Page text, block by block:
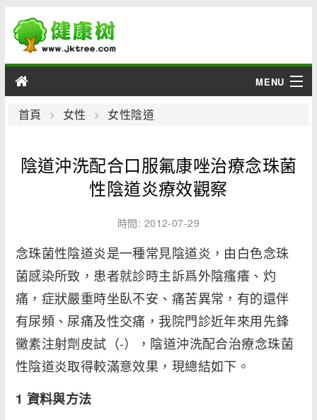
MENU
男性
綜合
疾病
首頁 女性 女性陰道
陰道沖洗配合口服氟康唑治療念珠菌
性陰道炎療效觀察
時間: 2012-07-29
念珠菌性陰道炎是一種常見陰道炎，由白色念珠
菌感染所致，患者就診時主訴爲外陰瘙癢、灼
痛，症狀嚴重時坐臥不安、痛苦異常，有的還伴
有尿頻、尿痛及性交痛，我院門診近年來用先鋒
黴素注射劑皮試（-），陰道沖洗配合治療念珠菌
性陰道炎取得較滿意效果，現總結如下。
1 資料與方法